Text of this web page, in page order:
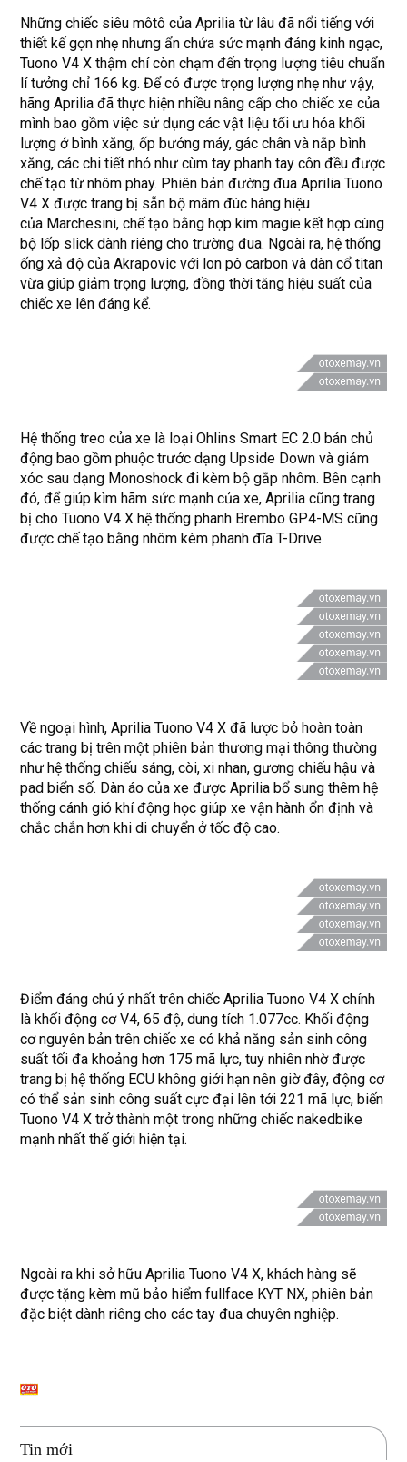
Những chiếc siêu môtô của Aprilia từ lâu đã nổi tiếng với
thiết kế gọn nhẹ nhưng ẩn chứa sức mạnh đáng kinh ngạc,
Tuono V4 X thậm chí còn chạm đến trọng lượng tiêu chuẩn
lí tưởng chỉ 166 kg. Để có được trọng lượng nhẹ như vậy,
hãng Aprilia đã thực hiện nhiều nâng cấp cho chiếc xe của
mình bao gồm việc sử dụng các vật liệu tối ưu hóa khối
lượng ở bình xăng, ốp bưởng máy, gác chân và nắp bình
xăng, các chi tiết nhỏ như cùm tay phanh tay côn đều được
chế tạo từ nhôm phay. Phiên bản đường đua Aprilia Tuono
V4 X được trang bị sẵn bộ mâm đúc hàng hiệu
của Marchesini, chế tạo bằng hợp kim magie kết hợp cùng
bộ lốp slick dành riêng cho trường đua. Ngoài ra, hệ thống
ống xả độ của Akrapovic với lon pô carbon và dàn cổ titan
vừa giúp giảm trọng lượng, đồng thời tăng hiệu suất của
chiếc xe lên đáng kể.
Hệ thống treo của xe là loại Ohlins Smart EC 2.0 bán chủ
động bao gồm phuộc trước dạng Upside Down và giảm
xóc sau dạng Monoshock đi kèm bộ gắp nhôm. Bên cạnh
đó, để giúp kìm hãm sức mạnh của xe, Aprilia cũng trang
bị cho Tuono V4 X hệ thống phanh Brembo GP4-MS cũng
được chế tạo bằng nhôm kèm phanh đĩa T-Drive.
Về ngoại hình, Aprilia Tuono V4 X đã lược bỏ hoàn toàn
các trang bị trên một phiên bản thương mại thông thường
như hệ thống chiếu sáng, còi, xi nhan, gương chiếu hậu và
pad biển số. Dàn áo của xe được Aprilia bổ sung thêm hệ
thống cánh gió khí động học giúp xe vận hành ổn định và
chắc chắn hơn khi di chuyển ở tốc độ cao.
Điểm đáng chú ý nhất trên chiếc Aprilia Tuono V4 X chính
là khối động cơ V4, 65 độ, dung tích 1.077cc. Khối động
cơ nguyên bản trên chiếc xe có khả năng sản sinh công
suất tối đa khoảng hơn 175 mã lực, tuy nhiên nhờ được
trang bị hệ thống ECU không giới hạn nên giờ đây, động cơ
có thể sản sinh công suất cực đại lên tới 221 mã lực, biến
Tuono V4 X trở thành một trong những chiếc nakedbike
mạnh nhất thế giới hiện tại.
Ngoài ra khi sở hữu Aprilia Tuono V4 X, khách hàng sẽ
được tặng kèm mũ bảo hiểm fullface KYT NX, phiên bản
đặc biệt dành riêng cho các tay đua chuyên nghiệp.
Tin mới